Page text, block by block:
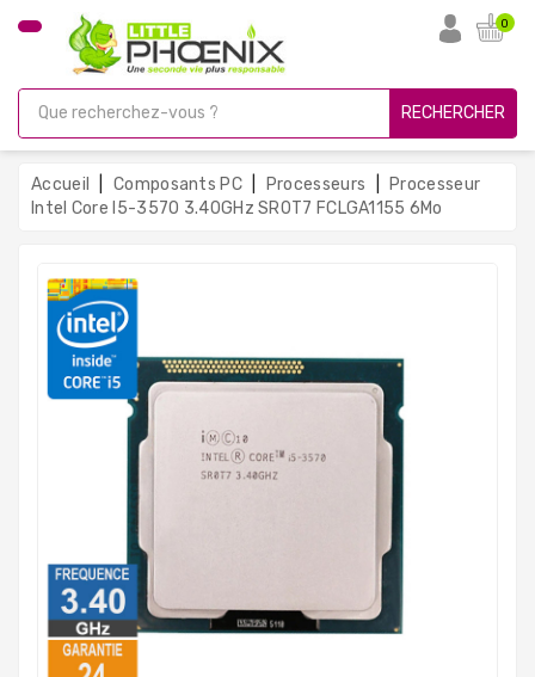
CATÉGORIE
Gamer
Unités
Centrales
Reconditionnées
Avec
Écran
Ordinateurs
Portables
Mesure
0
RECHERCHER
Accueil Composants PC Processeurs
Processeur
Intel Core I5-3570 3.40GHz SR0T7 FCLGA1155 6Mo